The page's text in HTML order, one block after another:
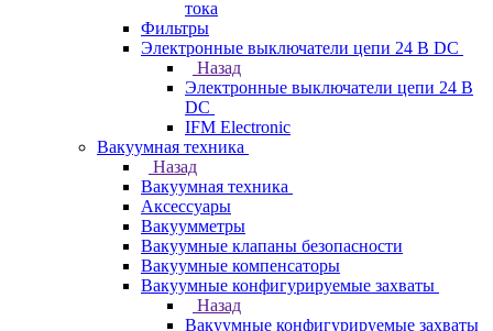
тока
Фильтры
Электронные выключатели цепи 24 В DC
Назад
Электронные выключатели цепи 24 В
DC
IFM Electronic
Вакуумная техника
Назад
Вакуумная техника
Аксессуары
Вакуумметры
Вакуумные клапаны безопасности
Вакуумные компенсаторы
Вакуумные конфигурируемые захваты
Назад
Вакуумные конфигурируемые захваты